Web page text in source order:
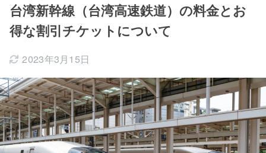
台湾新幹線（台湾高速鉄道）の料金とお
得な割引チケットについて
2023年3月15日